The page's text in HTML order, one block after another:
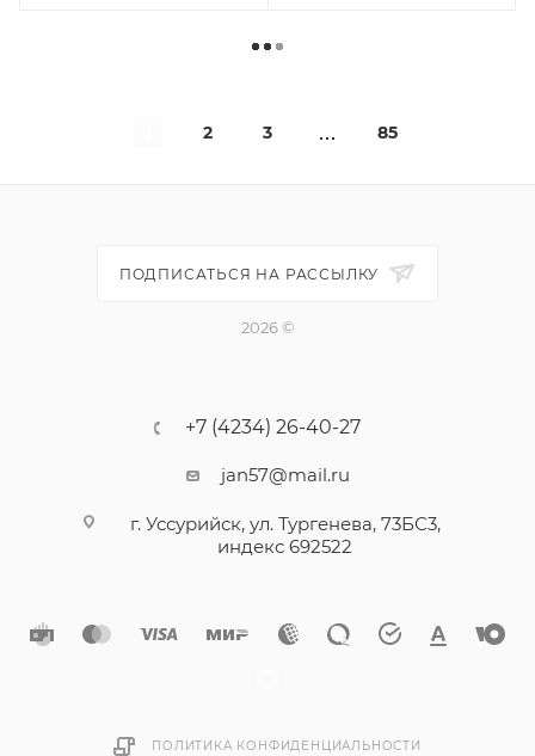
2 3 85
ПОДПИСАТЬСЯ НА РАССЫЛКУ
2026 ©
+7 (4234) 26-40-27
jan57@mail.ru
г. Уссурийск, ул. Тургенева, 73БС3,
индекс 692522
ПОЛИТИКА КОНФИДЕНЦИАЛЬНОСТИ